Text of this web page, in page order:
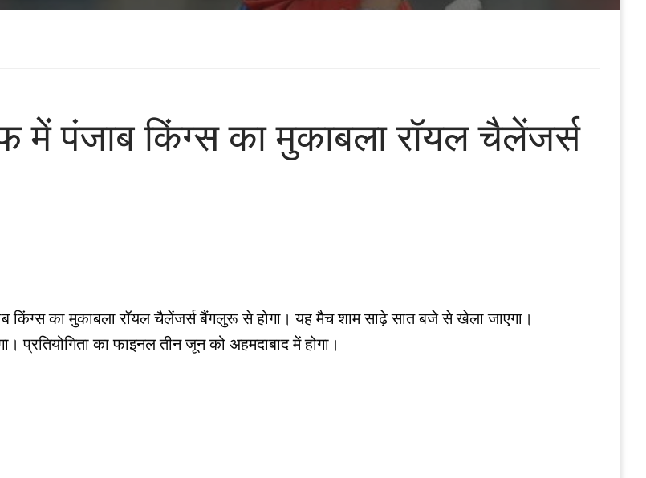
पंजाब किंग्स का मुकाबला रॉयल चैलेंजर्स
का मुकाबला रॉयल चैलेंजर्स बैंगलुरू से होगा। यह मैच शाम साढ़े सात बजे से खेला जाएगा।
प्रतियोगिता का फाइनल तीन जून को अहमदाबाद में होगा।